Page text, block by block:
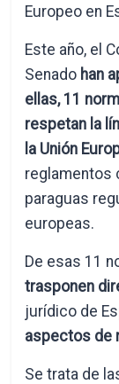
Europeo en
Este año, el
Senado han
ellas, 11
respetan la
la Unión
reglamentos
paraguas
europeas.
De esas 11
trasponen
jurídico de
aspectos de
Se trata de